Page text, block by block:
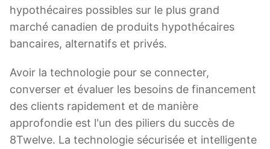
hypothécaires possibles sur le plus grand
marché canadien de produits hypothécaires
bancaires, alternatifs et privés.
Avoir la technologie pour se connecter,
converser et évaluer les besoins de financement
des clients rapidement et de manière
approfondie est l'un des piliers du succès de
8Twelve. La technologie sécurisée et intelligente